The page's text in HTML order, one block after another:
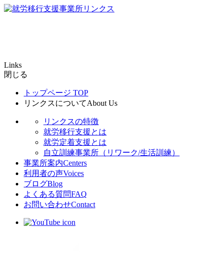
Links
閉じる
トップページ TOP
リンクスについてAbout Us
リンクスの特徴
就労移行支援とは
就労定着支援とは
自立訓練事業所（リワーク/生活訓練）
事業所案内Centers
利用者の声Voices
ブログBlog
よくある質問FAQ
お問い合わせContact